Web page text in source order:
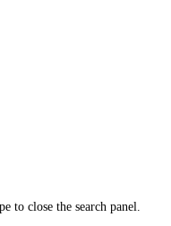
to close the search panel.